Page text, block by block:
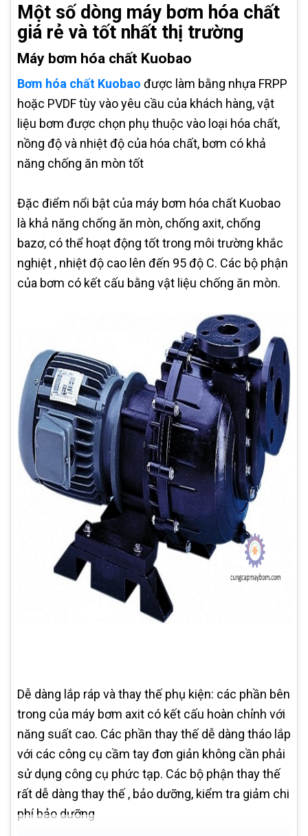
Một số dòng máy bơm hóa chất
giá rẻ và tốt nhất thị trường
Máy bơm hóa chất Kuobao
Bơm hóa chất Kuobao được làm bằng nhựa FRPP
hoặc PVDF tùy vào yêu cầu của khách hàng, vật
liệu bơm được chọn phụ thuộc vào loại hóa chất,
nồng độ và nhiệt độ của hóa chất, bơm có khả
năng chống ăn mòn tốt
Đặc điểm nổi bật của máy bơm hóa chất Kuobao
là khả năng chống ăn mòn, chống axit, chống
bazơ, có thể hoạt động tốt trong môi trường khắc
nghiệt , nhiệt độ cao lên đến 95 độ C. Các bộ phận
của bơm có kết cấu bằng vật liệu chống ăn mòn.
Dễ dàng lắp ráp và thay thế phụ kiện: các phần bên
trong của máy bơm axit có kết cấu hoàn chỉnh với
năng suất cao. Các phần thay thế dễ dàng tháo lắp
với các công cụ cầm tay đơn giản không cần phải
sử dụng công cụ phức tạp. Các bộ phận thay thế
rất dễ dàng thay thế , bảo dưỡng, kiểm tra giảm chi
phí bảo dưỡng